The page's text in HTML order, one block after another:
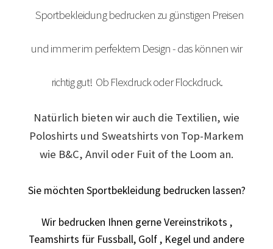
Arbeitskleidung bedrucken Bad Bentheim – Firmenlogo
Arbeitskleidung bedrucken Bad Essen – Firmenlogo
Arbeitskleidung BEDRUCKEN Böblingen /
Arbeitskleidung bedrucken Dresden – Firmenlogo
Arbeitskleidung bedrucken Göttingen – Firmenlogo
Arbeitskleidung bedrucken Hamburg – Firmenlogo
Sportbekleidung bedrucken zu günstigen Preisen
und immer im perfektem Design - das können wir
richtig gut! Ob Flexdruck oder Flockdruck.
Natürlich bieten wir auch die Textilien, wie
Poloshirts und Sweatshirts von Top-Markem
wie B&C, Anvil oder Fuit of the Loom an.
Sie möchten Sportbekleidung bedrucken lassen?
Wir bedrucken Ihnen gerne Vereinstrikots ,
Teamshirts für Fussball, Golf , Kegel und andere